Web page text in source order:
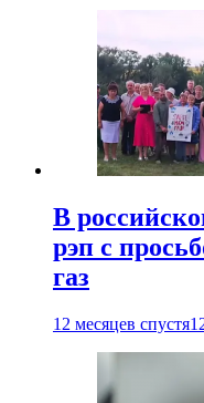
В
рэп с
газ
12 месяцев спустя